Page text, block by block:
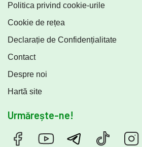
Politica privind cookie-urile
Cookie de rețea
Declarație de Confidențialitate
Contact
Despre noi
Hartă site
Urmărește-ne!